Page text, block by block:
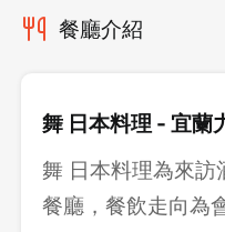
餐廳介紹
舞 日本料理 - 宜蘭
舞 日本料理為來訪
餐廳，餐飲走向為